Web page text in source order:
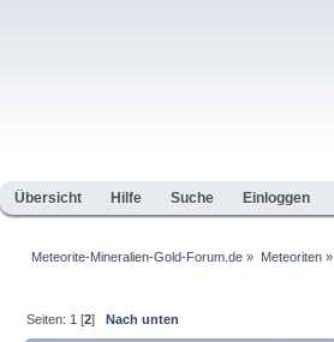
Übersicht Hilfe Suche Einloggen
Meteorite-Mineralien-Gold-Forum.de » Meteoriten»
Seiten: 1 [2]Nach unten